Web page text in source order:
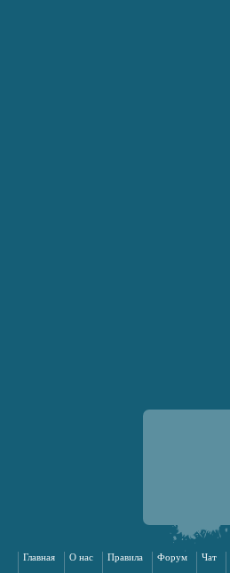
Главная О нас Правила Форум Чат